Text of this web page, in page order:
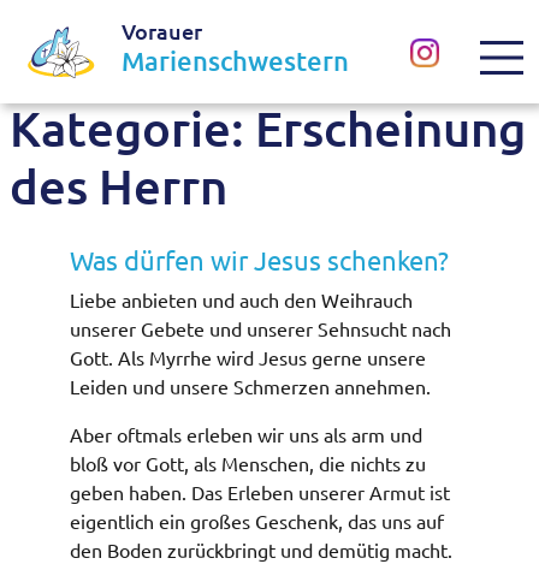
Vorauer
Marienschwestern
Kategorie:Erscheinung
des Herrn
Was dürfen wir Jesus schenken?
Liebe anbieten und auch den Weihrauch
unserer Gebete und unserer Sehnsucht nach
Gott. Als Myrrhe wird Jesus gerne unsere
Leiden und unsere Schmerzen annehmen.
Aber oftmals erleben wir uns als arm und
bloß vor Gott, als Menschen, die nichts zu
geben haben. Das Erleben unserer Armut ist
eigentlich ein großes Geschenk, das uns auf
den Boden zurückbringt und demütig macht.